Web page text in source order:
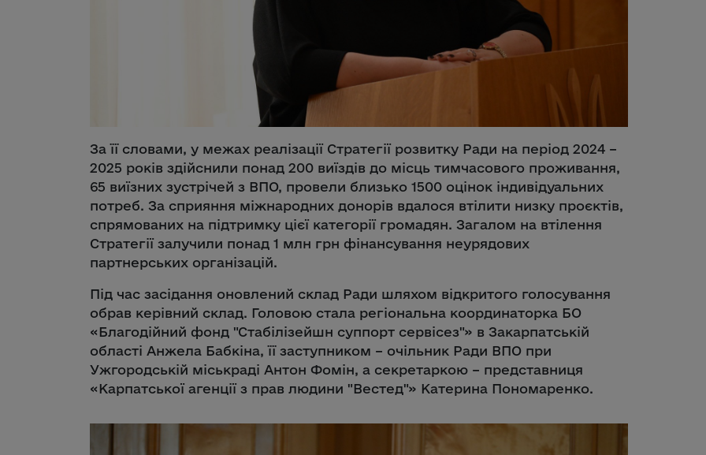
За її словами, у межах реалізації Стратегії розвитку Ради на період 2024 –
2025 років здійснили понад 200 виїздів до місць тимчасового проживання,
65 виїзних зустрічей з ВПО, провели близько 1500 оцінок індивідуальних
потреб. За сприяння міжнародних донорів вдалося втілити низку проєктів,
спрямованих на підтримку цієї категорії громадян. Загалом на втілення
Стратегії залучили понад 1 млн грн фінансування неурядових
партнерських організацій.
Під час засідання оновлений склад Ради шляхом відкритого голосування
обрав керівний склад. Головою стала регіональна координаторка БО
«Благодійний фонд "Стабілізейшн суппорт сервісез"» в Закарпатській
області Анжела Бабкіна, її заступником – очільник Ради ВПО при
Ужгородській міськраді Антон Фомін, а секретаркою – представниця
«Карпатської агенції з прав людини "Вестед"» Катерина Пономаренко.